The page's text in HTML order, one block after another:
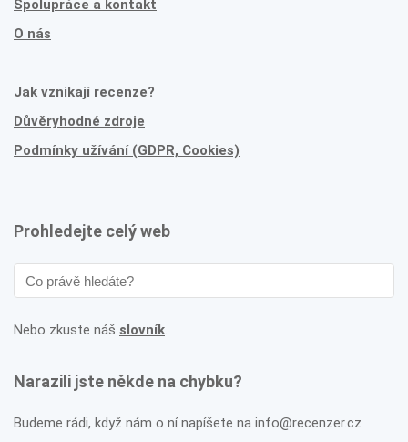
Spolupráce a kontakt
O nás
Jak vznikají recenze?
Důvěryhodné zdroje
Podmínky užívání (GDPR, Cookies)
Prohledejte celý web
Nebo zkuste náš slovník.
Narazili jste někde na chybku?
Budeme rádi, když nám o ní napíšete na info@recenzer.cz